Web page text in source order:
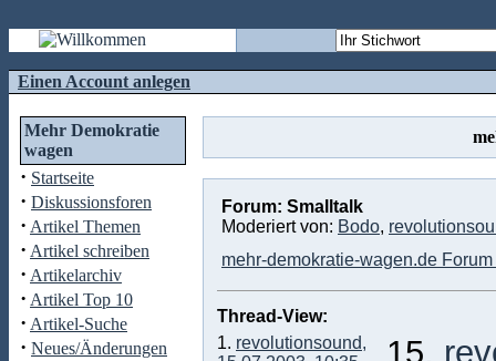
Einen Account anlegen
Mehr Demokratie
wagen
· Startseite
· Diskussionsforen
· Artikel Themen
· Artikel schreiben
· Artikelarchiv
· Artikel Top 10
· Artikel-Suche
· Neues/Änderungen
Forum: Smalltalk
Moderiert von: Bodo,
mehr-demokratie-wagen.de
Thread-View:
1. revolutionsound,
15.